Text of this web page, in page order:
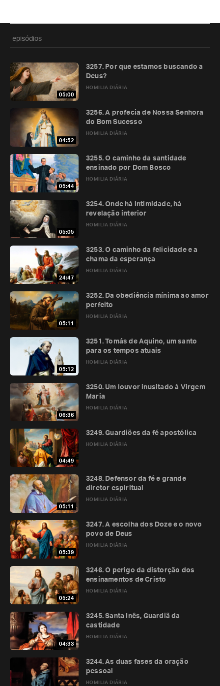
episódios
05:00
HOMILIA DIÁRIA
3257. Por que estamos buscando a
Deus?
04:52
HOMILIA DIÁRIA
3256. A profecia de Nossa Senhora
do Bom Sucesso
05:44
HOMILIA DIÁRIA
3255. O caminho da santidade
ensinado por Dom Bosco
05:05
HOMILIA DIÁRIA
3254. Onde há intimidade, há
revelação interior
24:47
HOMILIA DIÁRIA
3253. O caminho da felicidade e a
chama da esperança
05:11
HOMILIA DIÁRIA
3252. Da obediência mínima ao amor
perfeito
05:12
HOMILIA DIÁRIA
3251. Tomás de Aquino, um santo
para os tempos atuais
06:36
HOMILIA DIÁRIA
3250. Um louvor inusitado à Virgem
Maria
04:49
HOMILIA DIÁRIA
3249. Guardiões da fé apostólica
05:11
HOMILIA DIÁRIA
3248. Defensor da fé e grande
diretor espiritual
05:39
HOMILIA DIÁRIA
3247. A escolha dos Doze e o novo
povo de Deus
05:24
HOMILIA DIÁRIA
3246. O perigo da distorção dos
ensinamentos de Cristo
04:33
HOMILIA DIÁRIA
3245. Santa Inês, Guardiã da
castidade
HOMILIA DIÁRIA
3244. As duas fases da oração
pessoal